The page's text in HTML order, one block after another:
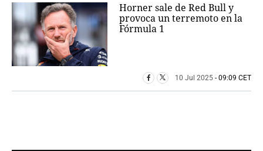
Horner sale de Red Bull y
provoca un terremoto en la
Fórmula 1
10 Jul 2025 - 09:09 CET